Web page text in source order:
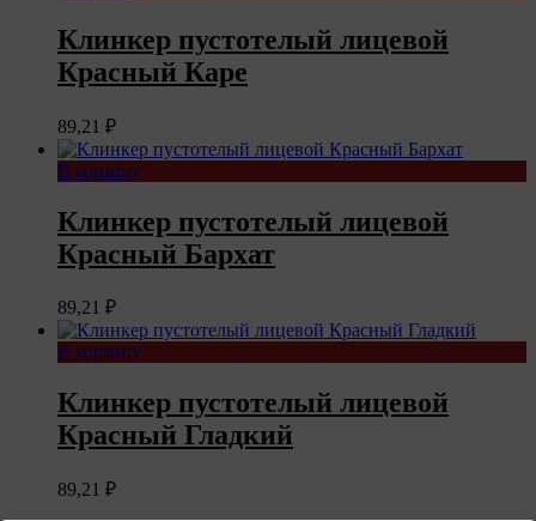
Клинкер пустотелый лицевой
Красный Каре
89,21 ₽
В корзину
Клинкер пустотелый лицевой
Красный Бархат
89,21 ₽
В корзину
Клинкер пустотелый лицевой
Красный Гладкий
89,21 ₽